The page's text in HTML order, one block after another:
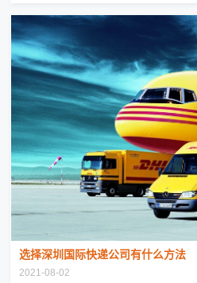
选择深圳国际快递公司有什么方法
2021-08-02